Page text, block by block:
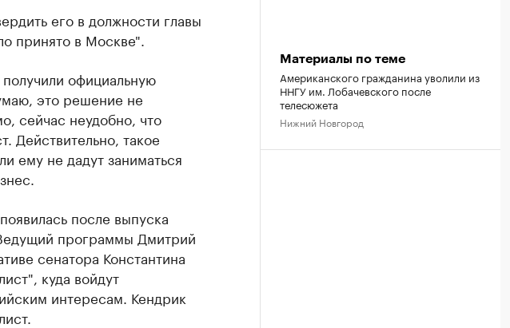
его в должности главы
принято в Москве".
официальную
это решение не
сейчас неудобно, что
Действительно, такое
ему не дадут заниматься
после выпуска
программы Дмитрий
сенатора Константина
куда войдут
интересам. Кендрик
Материалы по теме
Американского гражданина уволили из
ННГУ им. Лобачевского после
телесюжета
Нижний Новгород